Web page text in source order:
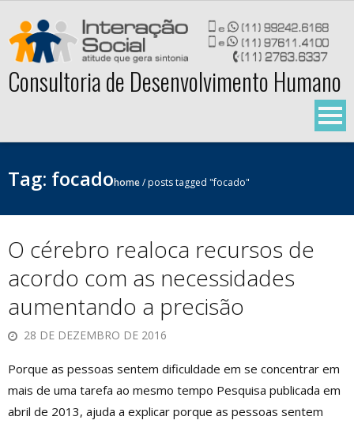
content
Consultoria de Desenvolvimento Humano
Tag: focadohome/posts tagged "focado"
O cérebro realoca recursos de
acordo com as necessidades
aumentando a precisão
28 DE DEZEMBRO DE 2016
Porque as pessoas sentem dificuldade em se concentrar em
mais de uma tarefa ao mesmo tempo Pesquisa publicada em
abril de 2013, ajuda a explicar porque as pessoas sentem